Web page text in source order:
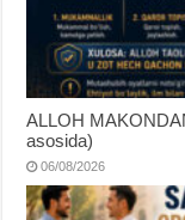
ALLOH
asosida)
06/08/2026